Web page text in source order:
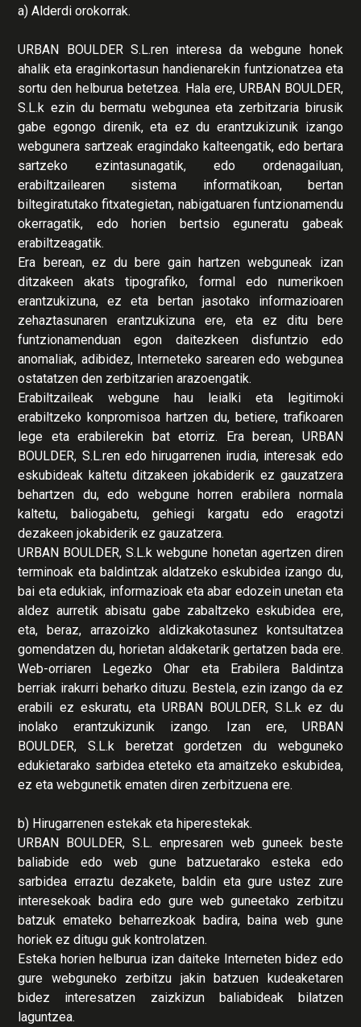
a) Alderdi orokorrak.
URBAN BOULDER S.L.ren interesa da webgune honek
ahalik eta eraginkortasun handienarekin funtzionatzea eta
sortu den helburua betetzea. Hala ere, URBAN BOULDER,
S.L.k ezin du bermatu webgunea eta zerbitzaria birusik
gabe egongo direnik, eta ez du erantzukizunik izango
webgunera sartzeak eragindako kalteengatik, edo bertara
sartzeko ezintasunagatik, edo ordenagailuan,
erabiltzailearen sistema informatikoan, bertan
biltegiratutako fitxategietan, nabigatuaren funtzionamendu
okerragatik, edo horien bertsio eguneratu gabeak
erabiltzeagatik.
Era berean, ez du bere gain hartzen webguneak izan
ditzakeen akats tipografiko, formal edo numerikoen
erantzukizuna, ez eta bertan jasotako informazioaren
zehaztasunaren erantzukizuna ere, eta ez ditu bere
funtzionamenduan egon daitezkeen disfuntzio edo
anomaliak, adibidez, Interneteko sarearen edo webgunea
ostatatzen den zerbitzarien arazoengatik.
Erabiltzaileak webgune hau leialki eta legitimoki
erabiltzeko konpromisoa hartzen du, betiere, trafikoaren
lege eta erabilerekin bat etorriz. Era berean, URBAN
BOULDER, S.L.ren edo hirugarrenen irudia, interesak edo
eskubideak kaltetu ditzakeen jokabiderik ez gauzatzera
behartzen du, edo webgune horren erabilera normala
kaltetu, baliogabetu, gehiegi kargatu edo eragotzi
dezakeen jokabiderik ez gauzatzera.
URBAN BOULDER, S.L.k webgune honetan agertzen diren
terminoak eta baldintzak aldatzeko eskubidea izango du,
bai eta edukiak, informazioak eta abar edozein unetan eta
aldez aurretik abisatu gabe zabaltzeko eskubidea ere,
eta, beraz, arrazoizko aldizkakotasunez kontsultatzea
gomendatzen du, horietan aldaketarik gertatzen bada ere.
Web-orriaren Legezko Ohar eta Erabilera Baldintza
berriak irakurri beharko dituzu. Bestela, ezin izango da ez
erabili ez eskuratu, eta URBAN BOULDER, S.L.k ez du
inolako erantzukizunik izango. Izan ere, URBAN
BOULDER, S.L.k beretzat gordetzen du webguneko
edukietarako sarbidea eteteko eta amaitzeko eskubidea,
ez eta webgunetik ematen diren zerbitzuena ere.
b) Hirugarrenen estekak eta hiperestekak.
URBAN BOULDER, S.L. enpresaren web guneek beste
baliabide edo web gune batzuetarako esteka edo
sarbidea erraztu dezakete, baldin eta gure ustez zure
interesekoak badira edo gure web guneetako zerbitzu
batzuk emateko beharrezkoak badira, baina web gune
horiek ez ditugu guk kontrolatzen.
Esteka horien helburua izan daiteke Interneten bidez edo
gure webguneko zerbitzu jakin batzuen kudeaketaren
bidez interesatzen zaizkizun baliabideak bilatzen
laguntzea.